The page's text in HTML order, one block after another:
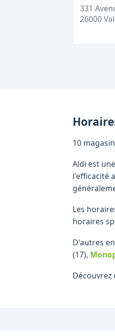
331
26000
10
Aldi est
l'efficacité
Les
horaires
D'autres
(17),
Découvrez